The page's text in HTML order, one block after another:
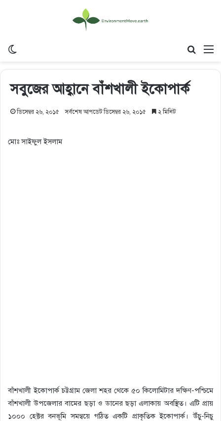
সবুজের আহ্বানে বাঁশখালী ইকোপার্ক
ডিসেম্বর ২৬, ২০১৫ সর্বশেষ আপডেট ডিসেম্বর ২৬, ২০১৫ ২ মিনিট
মোঃ সাইফুল ইসলাম
বাঁশখালী ইকোপার্ক চট্টগ্রাম জেলা শহর থেকে ৫০ কিলোমিটার দক্ষিণ-পশ্চিমে
বাঁশখালী উপজেলার বামের ছড়া ও ডানের ছড়া এলাকায় অবস্থিত। এটি প্রায়
১০০০ হেক্টর বনভূমি সমন্বয়ে গঠিত একটি প্রাকৃতিক ইকোপার্ক। উঁচু-নিচু